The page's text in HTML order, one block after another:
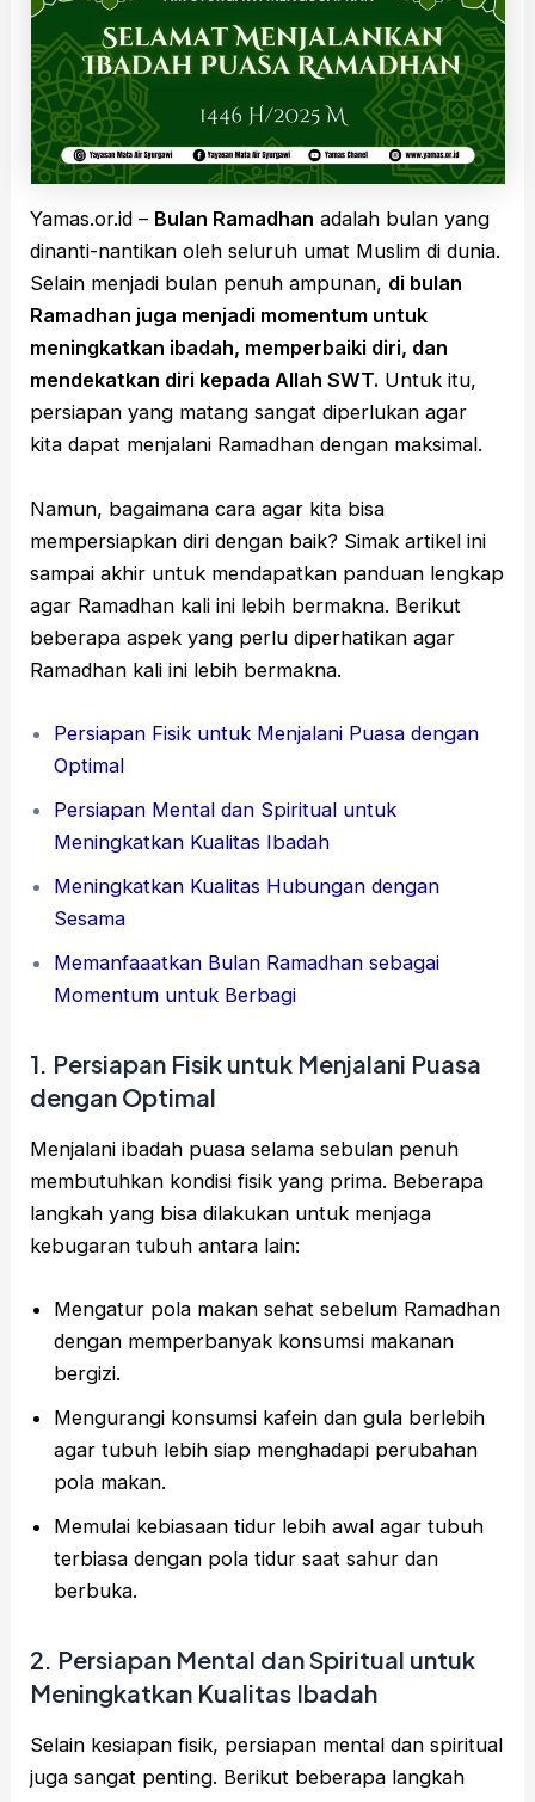
Yamas.or.id – Bulan Ramadhan adalah bulan yang
dinanti-nantikan oleh seluruh umat Muslim di dunia.
Selain menjadi bulan penuh ampunan, di bulan
Ramadhan juga menjadi momentum untuk
meningkatkan ibadah, memperbaiki diri, dan
mendekatkan diri kepada Allah SWT. Untuk itu,
persiapan yang matang sangat diperlukan agar
kita dapat menjalani Ramadhan dengan maksimal.
Namun, bagaimana cara agar kita bisa
mempersiapkan diri dengan baik? Simak artikel ini
sampai akhir untuk mendapatkan panduan lengkap
agar Ramadhan kali ini lebih bermakna. Berikut
beberapa aspek yang perlu diperhatikan agar
Ramadhan kali ini lebih bermakna.
Persiapan Fisik untuk Menjalani Puasa dengan
Optimal
Persiapan Mental dan Spiritual untuk
Meningkatkan Kualitas Ibadah
Meningkatkan Kualitas Hubungan dengan
Sesama
Memanfaaatkan Bulan Ramadhan sebagai
Momentum untuk Berbagi
1. Persiapan Fisik untuk Menjalani Puasa
dengan Optimal
Menjalani ibadah puasa selama sebulan penuh
membutuhkan kondisi fisik yang prima. Beberapa
langkah yang bisa dilakukan untuk menjaga
kebugaran tubuh antara lain:
Mengatur pola makan sehat sebelum Ramadhan
dengan memperbanyak konsumsi makanan
bergizi.
Mengurangi konsumsi kafein dan gula berlebih
agar tubuh lebih siap menghadapi perubahan
pola makan.
Memulai kebiasaan tidur lebih awal agar tubuh
terbiasa dengan pola tidur saat sahur dan
berbuka.
2. Persiapan Mental dan Spiritual untuk
Meningkatkan Kualitas Ibadah
Selain kesiapan fisik, persiapan mental dan spiritual
juga sangat penting. Berikut beberapa langkah